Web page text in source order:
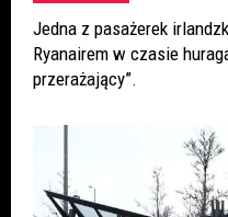
Jedna z pasażerek
Ryanairem w czasie
przerażający”.